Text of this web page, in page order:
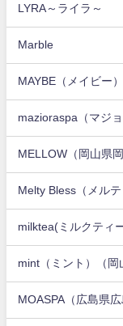
LYRA～ライラ～
Marble
MAYBE（メイビー
mazioraspa（マジ
MELLOW（岡山県岡
Melty Bless（メル
milktea(ミルクティ
mint（ミント）（岡
MOASPA（広島県広